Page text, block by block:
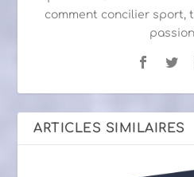
comment concilier sport,
ARTICLES SIMILAIRES